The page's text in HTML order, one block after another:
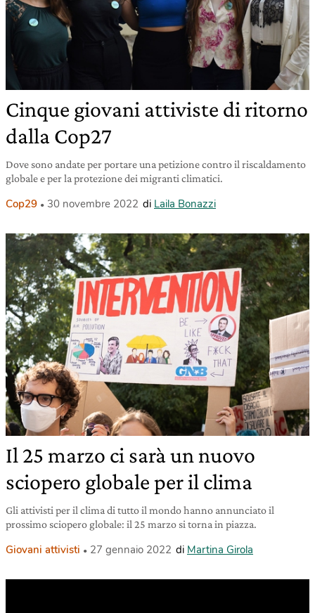
Cinque giovani attiviste di ritorno
dalla Cop27
Dove sono andate per portare una petizione contro il riscaldamento
globale e per la protezione dei migranti climatici.
Cop29 30 novembre 2022 di Laila Bonazzi
Il 25 marzo ci sarà un nuovo
sciopero globale per il clima
Gli attivisti per il clima di tutto il mondo hanno annunciato il
prossimo sciopero globale: il 25 marzo si torna in piazza.
Giovani attivisti 27 gennaio 2022 di Martina Girola